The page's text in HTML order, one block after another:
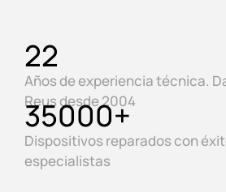
Años de experiencia técnica.
Reus desde 2004
22
Dispositivos reparados con
especialistas
35000+